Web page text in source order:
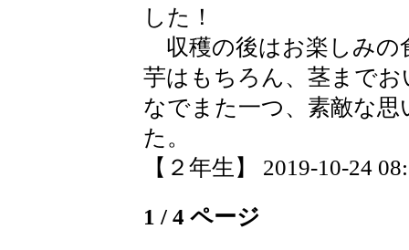
した！
収穫の後はお楽しみの
芋はもちろん、茎まで
なでまた一つ、素敵な
た。
【２年生】 2019-10-24
1 / 4 ページ